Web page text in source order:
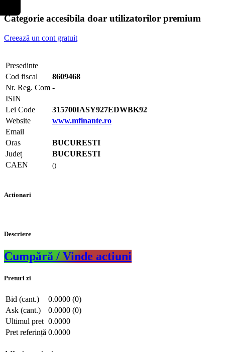
Categorie accesibila doar utilizatorilor premium
Creează un cont gratuit
Presedinte
Cod fiscal
8609468
Nr. Reg. Com -
ISIN
Lei Code
315700IASY927EDWBK92
Website
www.mfinante.ro
Email
Oras
BUCURESTI
Județ
BUCURESTI
CAEN
()
Actionari
Descriere
Cumpără / Vinde actiuni
Preturi zi
Bid (cant.)
0.0000 (0)
Ask (cant.)
0.0000 (0)
Ultimul pret 0.0000
Pret referință 0.0000